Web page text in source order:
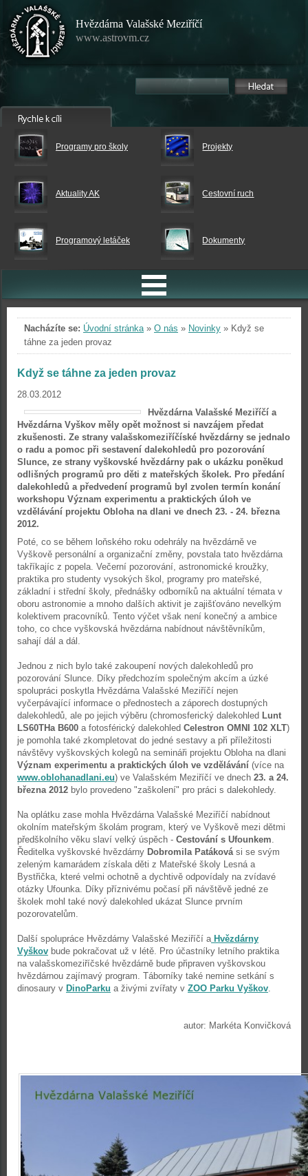
Hvězdárna Valašské Meziříčí
www.astrovm.cz
Programy pro školy Projekty
Aktuality AK Cestovní ruch
Programový letáček Dokumenty
Nacházíte se: Úvodní stránka» O nás » Novinky » Když se
táhne za jeden provaz
Když se táhne za jeden provaz
28.03.2012
Hvězdárna Valašské Meziříčí a
Hvězdárna Vyškov měly opět možnost si navzájem předat
zkušenosti. Ze strany valašskomeziříčíské hvězdárny se jednalo
o radu a pomoc při sestavení dalekohledů pro pozorování
Slunce, ze strany vyškovské hvězdárny pak o ukázku poněkud
odlišných programů pro děti z mateřských školek. Pro předání
dalekohledů a předvedení programů byl zvolen termín konání
workshopu Význam experimentu a praktických úloh ve
vzdělávání projektu Obloha na dlani ve dnech 23. - 24. března
2012.
Poté, co se během loňského roku odehrály na hvězdárně ve
Vyškově personální a organizační změny, povstala tato hvězdárna
takříkajíc z popela. Večerní pozorování, astronomické kroužky,
praktika pro studenty vysokých škol, programy pro mateřské,
základní i střední školy, přednášky odborníků na aktuální témata v
oboru astronomie a mnoho dalších aktivit je zajišťováno nevelkým
kolektivem pracovníků. Tento výčet však není konečný a ambice
toho, co chce vyškovská hvězdárna nabídnout návštěvníkům,
sahají dál a dál.
Jednou z nich bylo také zakoupení nových dalekohledů pro
pozorování Slunce. Díky předchozím společným akcím a úzké
spolupráci poskytla Hvězdárna Valašské Meziříčí nejen
vyčerpávající informace o přednostech a záporech dostupných
dalekohledů, ale po jejich výběru (chromosferický dalekohled Lunt
LS60THa B600 a fotosférický dalekohled Celestron OMNI 102 XLT)
je pomohla také zkompletovat do jedné sestavy a při příležitosti
návštěvy vyškovských kolegů na semináři projektu Obloha na dlani
Význam experimentu a praktických úloh ve vzdělávání (více na
www.oblohanadlani.eu) ve Valašském Meziříčí ve dnech 23. a 24.
března 2012 bylo provedeno "zaškolení" pro práci s dalekohledy.
Na oplátku zase mohla Hvězdárna Valašské Meziříčí nabídnout
okolním mateřským školám program, který ve Vyškově mezi dětmi
předškolního věku slaví velký úspěch - Cestování s Ufounkem.
Ředitelka vyškovské hvězdárny Dobromila Patákovási se svým
zeleným kamarádem získala děti z Mateřské školy Lesná a
Bystřička, které velmi ochotně a dychtivě odpovídaly na zvídavé
otázky Ufounka. Díky příznivému počasí při návštěvě jedné ze
školek mohl také nový dalekohled ukázat Slunce prvním
pozorovatelům.
Další spolupráce Hvězdárny Valašské Meziříčí a Hvězdárny
Vyškov bude pokračovat už v létě. Pro účastníky letního praktika
na valašskomeziříčské hvězdárně bude připraven vyškovskou
hvězdárnou zajímavý program. Táborníky také nemine setkání s
dinosaury v DinoParku a živými zvířaty v ZOO Parku Vyškov.
autor: Markéta Konvičková